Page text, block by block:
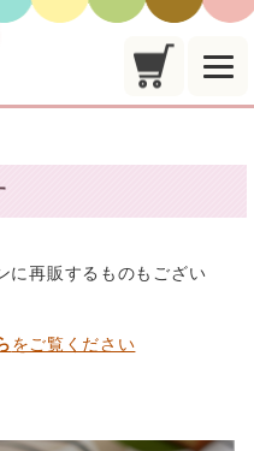
に再販するものもござい
をご覧ください